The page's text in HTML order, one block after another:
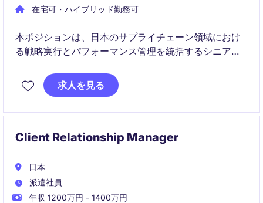
在宅可・ハイブリッド勤務可
本ポジションは、日本のサプライチェーン領域におけ
る戦略実行とパフォーマンス管理を統括するシニアポ
ーション推進を通じて、事業成果の最大化を牽引いた
だきます。
求人を見る
Client Relationship Manager
日本
派遣社員
年収 1200万円 - 1400万円